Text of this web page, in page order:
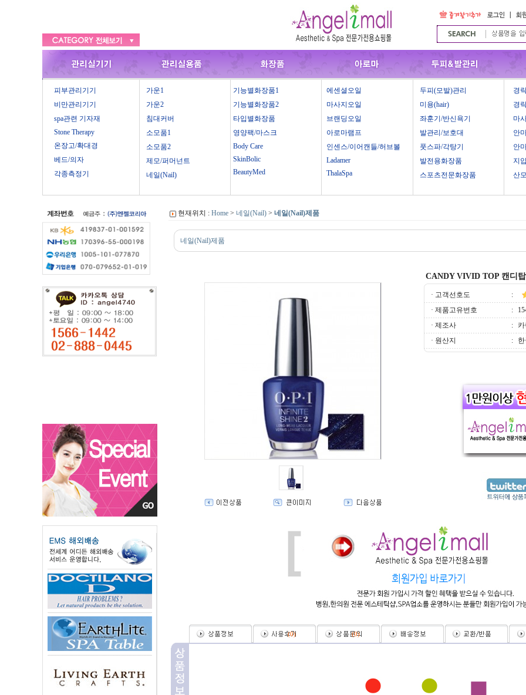
피부관리기기
비만관리기기
spa관련 기자재
Stone Therapy
온장고/확대경
베드/의자
각종측정기
가운1
가운2
침대커버
소모품1
소모품2
제모/퍼머넌트
네일(Nail)
기능별화장품1
기능별화장품2
타입별화장품
영양팩/마스크
Body Care
SkinBolic
BeautyMed
에센셜오일
마사지오일
브랜딩오일
아로마램프
인센스/이어캔들/허브볼
Ladamer
ThalaSpa
두피(모발)관리
미용(hair)
좌훈기/반신욕기
발관리/보호대
풋스파/각탕기
발전용화장품
스포츠전문화장품
경
경
마
안
안
지
산
현재위치 : Home> 네일(Nail)> 네일(Nail)제품
네일(Nail)제품
CANDY VIVID TOP 캔디
· 고객선호도
:
· 제품고유번호
:
· 제조사
:
카
· 원산지
:
(0) (0)